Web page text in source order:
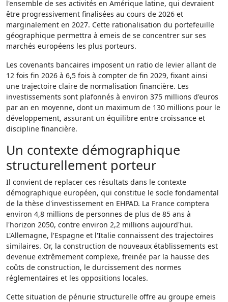
l'ensemble de ses activités en Amérique latine, qui devraient
être progressivement finalisées au cours de 2026 et
marginalement en 2027. Cette rationalisation du portefeuille
géographique permettra à emeis de se concentrer sur ses
marchés européens les plus porteurs.
Les covenants bancaires imposent un ratio de levier allant de
12 fois fin 2026 à 6,5 fois à compter de fin 2029, fixant ainsi
une trajectoire claire de normalisation financière. Les
investissements sont plafonnés à environ 375 millions d'euros
par an en moyenne, dont un maximum de 130 millions pour le
développement, assurant un équilibre entre croissance et
discipline financière.
Un contexte démographique
structurellement porteur
Il convient de replacer ces résultats dans le contexte
démographique européen, qui constitue le socle fondamental
de la thèse d'investissement en EHPAD. La France comptera
environ 4,8 millions de personnes de plus de 85 ans à
l'horizon 2050, contre environ 2,2 millions aujourd'hui.
L'Allemagne, l'Espagne et l'Italie connaissent des trajectoires
similaires. Or, la construction de nouveaux établissements est
devenue extrêmement complexe, freinée par la hausse des
coûts de construction, le durcissement des normes
réglementaires et les oppositions locales.
Cette situation de pénurie structurelle offre au groupe emeis